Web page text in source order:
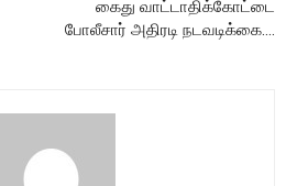
கைது வாட்டாதிக்கோட்டை
போலீசார் அதிரடி நடவடிக்கை….